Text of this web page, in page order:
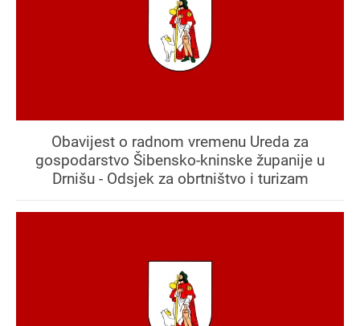
Obavijest o radnom vremenu Ureda za
gospodarstvo Šibensko-kninske županije u
Drnišu - Odsjek za obrtništvo i turizam